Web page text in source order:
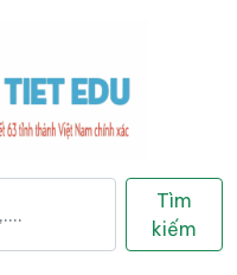
Tìm
kiếm